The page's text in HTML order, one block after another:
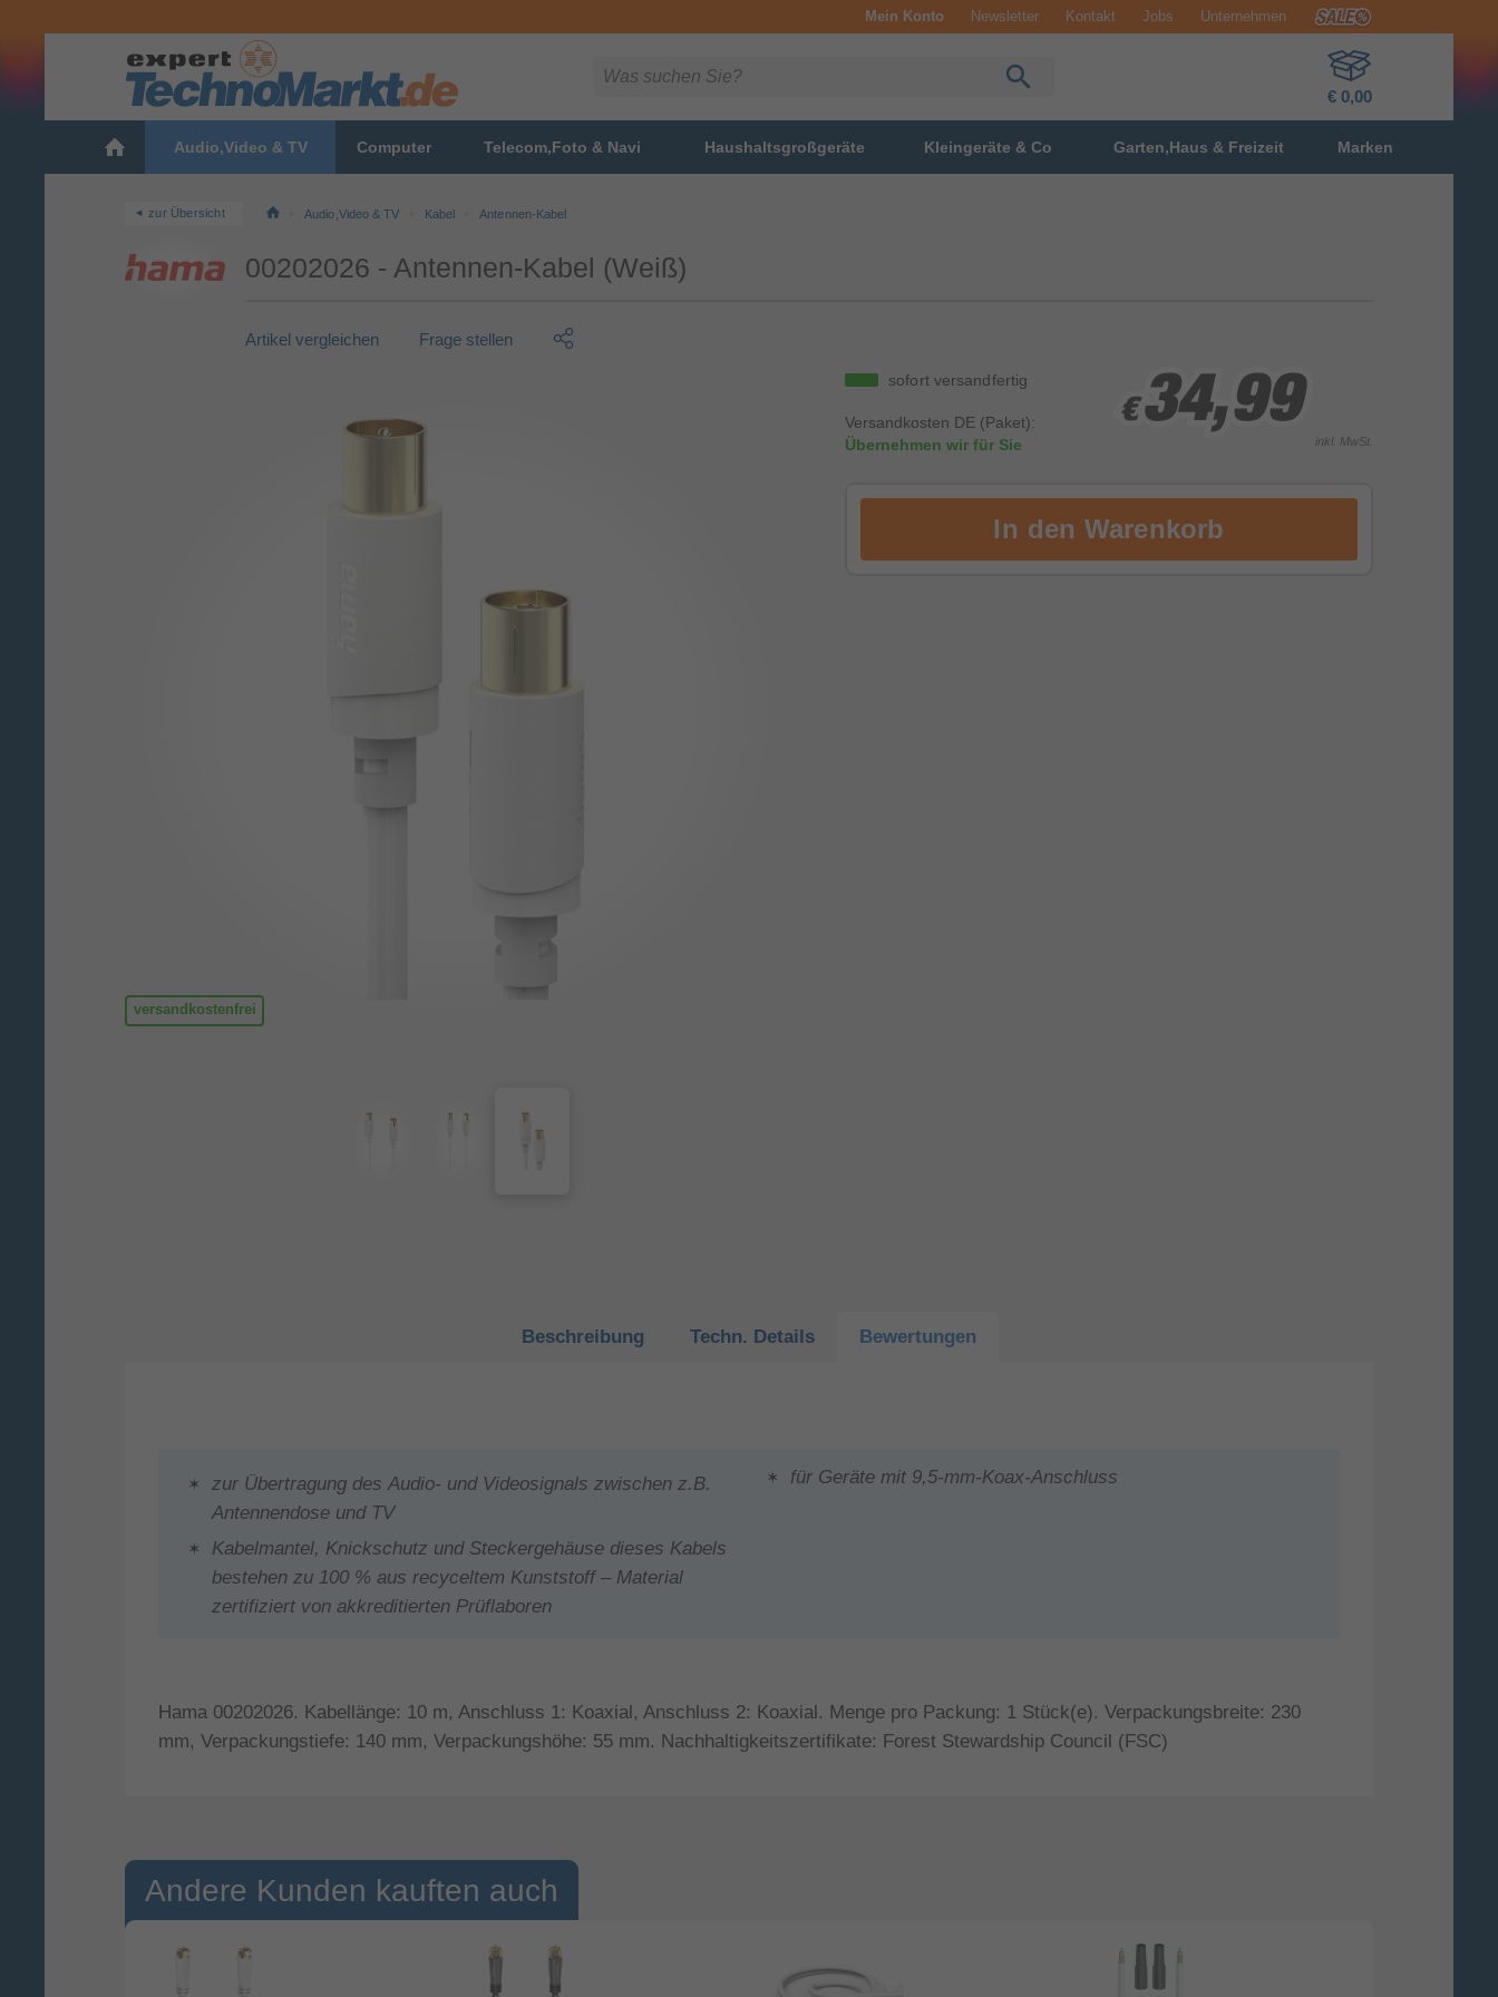
Mein Konto Newsletter Kontakt Jobs Unternehmen
€ 0,00
Audio,Video & TV Computer Telecom,Foto & Navi Haushaltsgroßgeräte Kleingeräte & Co Garten,Haus & Freizeit Marken
zur Übersicht Audio,Video & TV Kabel Antennen-Kabel
versandkostenfrei
00202026 - Antennen-Kabel (Weiß)
Artikel vergleichen Frage stellen
sofort versandfertig
Versandkosten DE (Paket):
Übernehmen wir für Sie
€34,99
€34,99
€34,99
inkl. MwSt.
Beschreibung Techn. Details Bewertungen
zur Übertragung des Audio- und Videosignals zwischen z.B.
Antennendose und TV
Kabelmantel, Knickschutz und Steckergehäuse dieses Kabels
bestehen zu 100 % aus recyceltem Kunststoff – Material
zertifiziert von akkreditierten Prüflaboren
für Geräte mit 9,5-mm-Koax-Anschluss
Hama 00202026. Kabellänge: 10 m, Anschluss 1: Koaxial, Anschluss 2: Koaxial. Menge pro Packung: 1 Stück(e). Verpackungsbreite: 230
mm, Verpackungstiefe: 140 mm, Verpackungshöhe: 55 mm. Nachhaltigkeitszertifikate: Forest Stewardship Council (FSC)
Andere Kunden kauften auch